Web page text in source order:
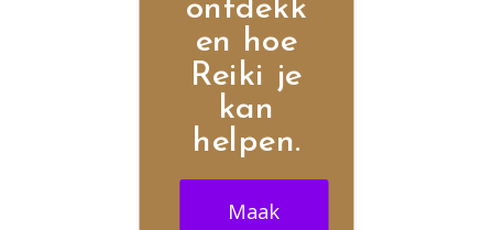
ontdekk
en hoe
Reiki je
kan
helpen.
Maak